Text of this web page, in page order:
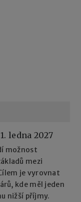
ledna 2027
možnost
mezi
je vyrovnat
kde měl jeden
nižší příjmy.